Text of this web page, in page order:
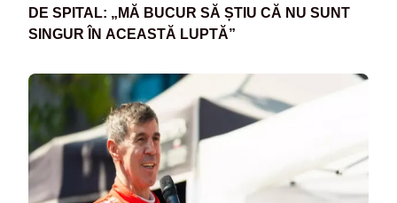
DE SPITAL: „MĂ BUCUR SĂ ȘTIU CĂ NU SUNT
SINGUR ÎN ACEASTĂ LUPTĂ”